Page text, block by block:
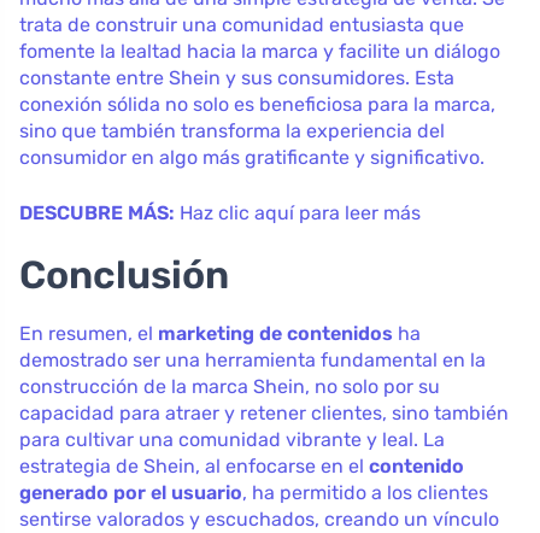
trata de construir una comunidad entusiasta que
fomente la lealtad hacia la marca y facilite un diálogo
constante entre Shein y sus consumidores. Esta
conexión sólida no solo es beneficiosa para la marca,
sino que también transforma la experiencia del
consumidor en algo más gratificante y significativo.
DESCUBRE MÁS: Haz clic aquí para leer más
Conclusión
En resumen, el marketing de contenidos ha
demostrado ser una herramienta fundamental en la
construcción de la marca Shein, no solo por su
capacidad para atraer y retener clientes, sino también
para cultivar una comunidad vibrante y leal. La
estrategia de Shein, al enfocarse en el contenido
generado por el usuario, ha permitido a los clientes
sentirse valorados y escuchados, creando un vínculo